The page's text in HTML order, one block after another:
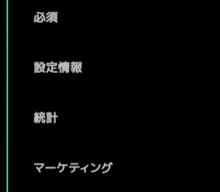
詳細は、下記の「設定」メニューで
必須
設定情報
統計
マーケティング